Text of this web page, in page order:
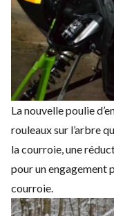
La nouvelle poulie
rouleaux sur l’arbre
la courroie, une
pour un engagement
courroie.